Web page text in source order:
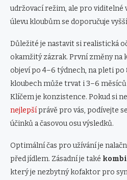
udržovací režim, ale pro viditelné
úlevu kloubům se doporučuje
Důležité je nastavit si realistická
okamžitý zázrak. První změny na
objeví po 4–6 týdnech, na pleti po
kloubech může trvat i 3–6
Klíčem je konzistence. Pokud si
nejlepšíprávě pro vás, podívejte
účinků a časovou osu výsledků.
Optimální čas pro užívání je
před jídlem. Zásadní je také
který je nezbytný kofaktor pro